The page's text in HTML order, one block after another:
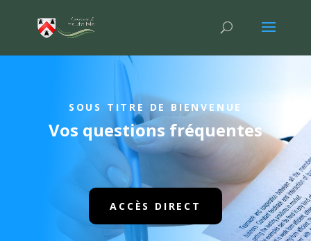
SOUS TITRE DE BIENVENUE
Vos questions fréquentes
ACCÈS DIRECT